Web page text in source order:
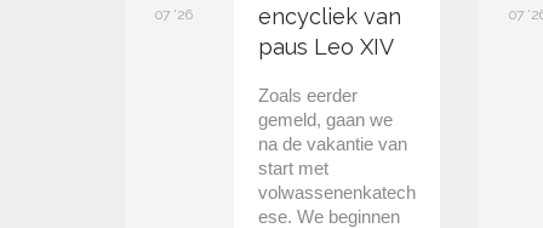
07 '26
encycliek van
paus Leo XIV
Zoals eerder
gemeld, gaan we
na de vakantie van
start met
volwassenenkatech
ese. We beginnen
07